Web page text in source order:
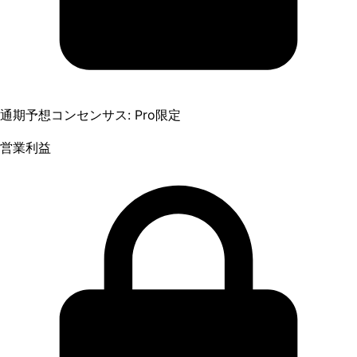
通期予想コンセンサス: Pro限定
営業利益